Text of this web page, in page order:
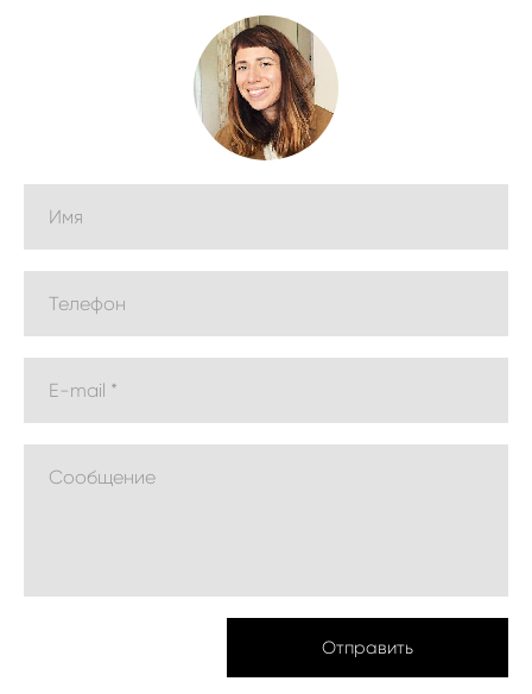
Имя
Телефон
E-mail *
Сообщение
Отправить